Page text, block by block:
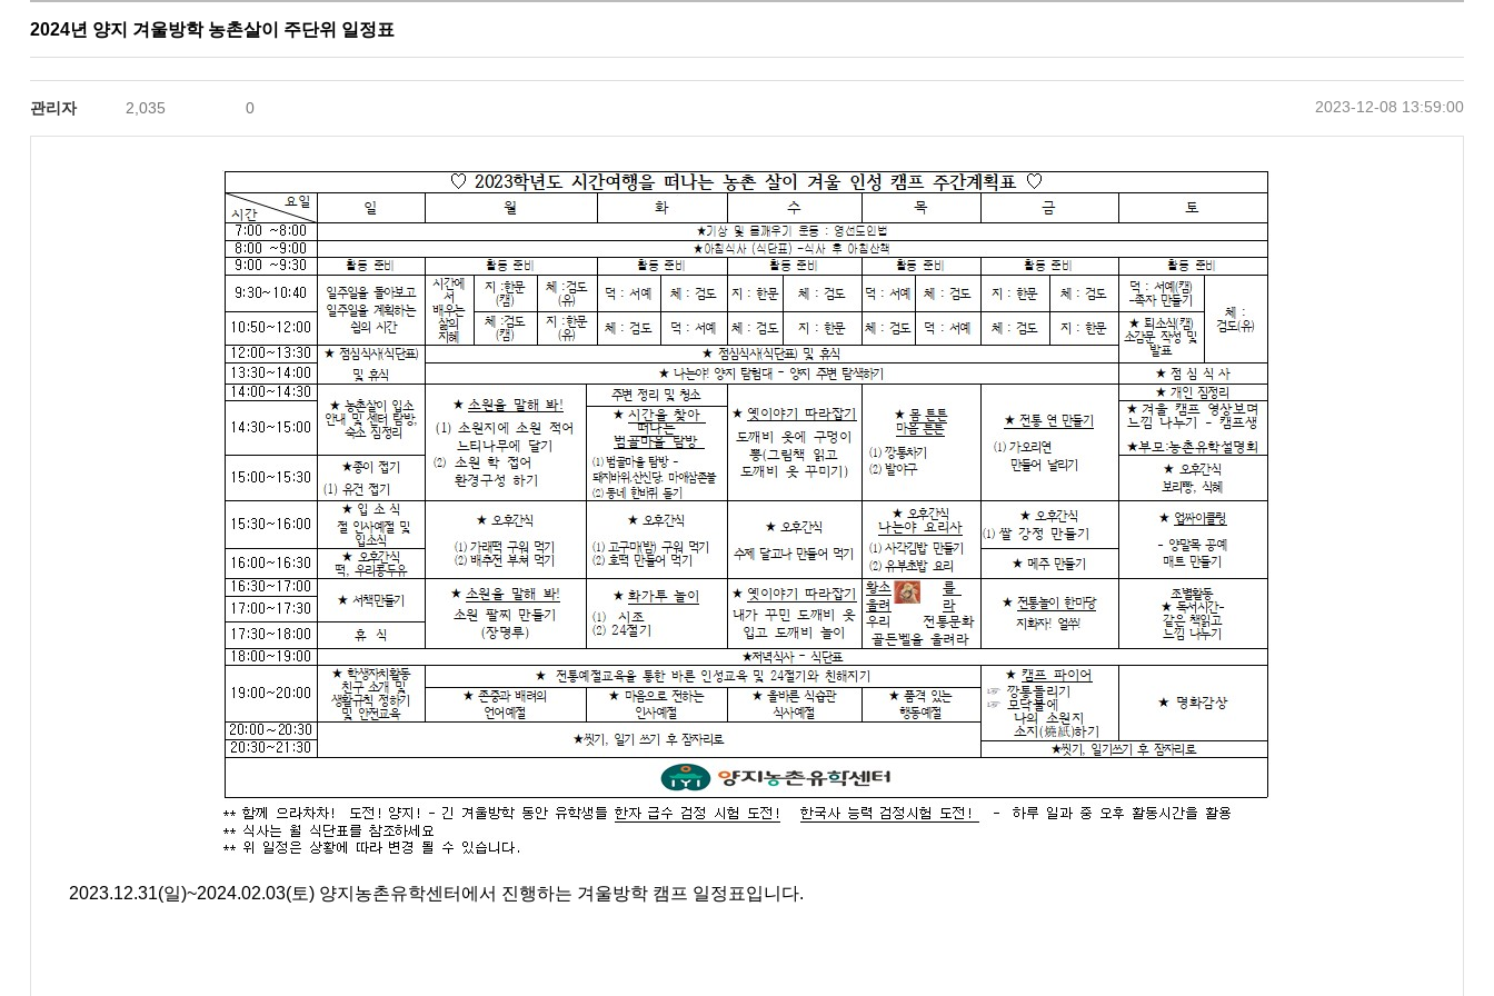
2024년 양지 겨울방학 농촌살이 주단위 일정표
관리자 2,035 0 2023-12-08 13:59:00
2023.12.31(일)~2024.02.03(토) 양지농촌유학센터에서 진행하는 겨울방학 캠프 일정표입니다.